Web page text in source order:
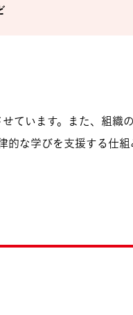
ています。また、組織
な学びを支援する仕組